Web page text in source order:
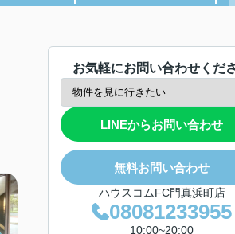
お気軽にお問い合わせくだ
LINEからお問い合わせ
無料お問い合わせ
ハウスコムFC門真浜町店
08081233955
10:00~20:00